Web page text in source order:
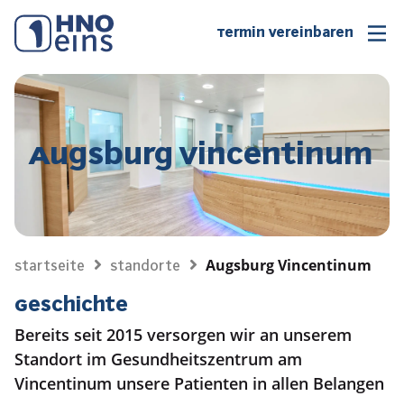
Termin vereinbaren
Augsburg Vincentinum
Startseite Standorte Augsburg Vincentinum
Geschichte
Bereits seit 2015 versorgen wir an unserem
Standort im Gesundheitszentrum am
Vincentinum unsere Patienten in allen Belangen